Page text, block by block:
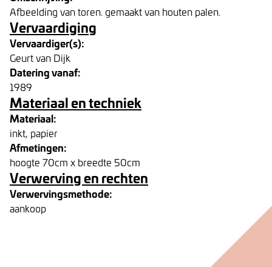
Afbeelding van toren. gemaakt van houten palen.
Vervaardiging
Vervaardiger(s):
Geurt van Dijk
Datering vanaf:
1989
Materiaal en techniek
Materiaal:
inkt, papier
Afmetingen:
hoogte 70cm x breedte 50cm
Verwerving en rechten
Verwervingsmethode:
aankoop